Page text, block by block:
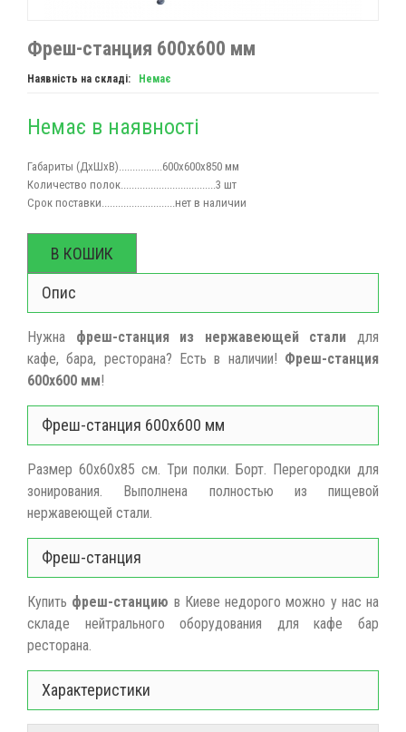
Фреш-станция 600х600 мм
Наявність на складі: Немає
Немає в наявності
Габариты (ДхШхВ)................600х600х850 мм
Количество полок...................................3 шт
Срок поставки...........................нет в наличии
В КОШИК
Опис
Нужна фреш-станция из нержавеющей стали для
кафе, бара, ресторана? Есть в наличии! Фреш-станция
600х600 мм!
Фреш-станция 600х600 мм
Размер 60х60х85 см. Три полки. Борт. Перегородки для
зонирования. Выполнена полностью из пищевой
нержавеющей стали.
Фреш-станция
Купить фреш-станцию в Киеве недорого можно у нас на
складе нейтрального оборудования для кафе бар
ресторана.
Характеристики